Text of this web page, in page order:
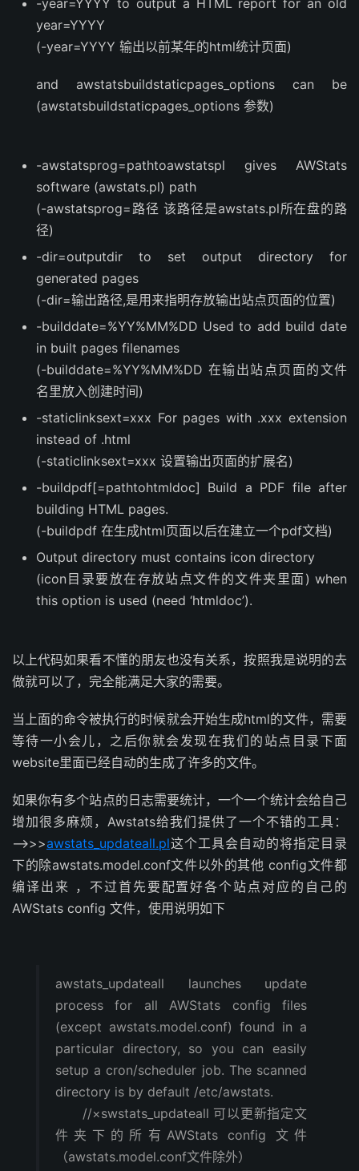
-year=YYYY to output a HTML report for an old
year=YYYY
(-year=YYYY 输出以前某年的html统计页面)
and awstatsbuildstaticpages_options can be
(awstatsbuildstaticpages_options 参数)
-awstatsprog=pathtoawstatspl gives AWStats
software (awstats.pl) path
(-awstatsprog=路径 该路径是awstats.pl所在盘的路
径)
-dir=outputdir to set output directory for
generated pages
(-dir=输出路径,是用来指明存放输出站点页面的位置)
-builddate=%YY%MM%DD Used to add build date
in built pages filenames
(-builddate=%YY%MM%DD 在输出站点页面的文件
名里放入创建时间)
-staticlinksext=xxx For pages with .xxx extension
instead of .html
(-staticlinksext=xxx 设置输出页面的扩展名)
-buildpdf[=pathtohtmldoc] Build a PDF file after
building HTML pages.
(-buildpdf 在生成html页面以后在建立一个pdf文档)
Output directory must contains icon directory
(icon目录要放在存放站点文件的文件夹里面) when
this option is used (need ‘htmldoc’).
以上代码如果看不懂的朋友也没有关系，按照我是说明的去
做就可以了，完全能满足大家的需要。
当上面的命令被执行的时候就会开始生成html的文件，需要
等待一小会儿，之后你就会发现在我们的站点目录下面
website里面已经自动的生成了许多的文件。
如果你有多个站点的日志需要统计，一个一个统计会给自己
增加很多麻烦，Awstats给我们提供了一个不错的工具：
—->>>awstats_updateall.pl这个工具会自动的将指定目录
下的除awstats.model.conf文件以外的其他 config文件都
编译出来 ，不过首先要配置好各个站点对应的自己的
AWStats config 文件，使用说明如下
awstats_updateall launches update
process for all AWStats config files
(except awstats.model.conf) found in a
particular directory, so you can easily
setup a cron/scheduler job. The scanned
directory is by default /etc/awstats.
//×swstats_updateall 可以更新指定文
件夹下的所有AWStats config 文件
（awstats.model.conf文件除外）